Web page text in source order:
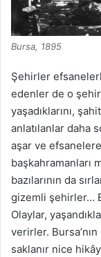
Bursa, 1895
Şehirler
edenler de o
yaşadıklarını,
anlatılanlar daha
aşar ve
başkahramanları
bazılarının da
gizemli şehirler…
Olaylar,
verirler.
saklanır nice